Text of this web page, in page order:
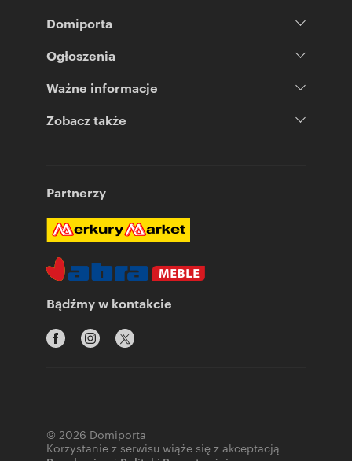
Domiporta
Ogłoszenia
Ważne informacje
Zobacz także
Partnerzy
Bądźmy w kontakcie
© 2026 Domiporta
Korzystanie z serwisu wiąże się z akceptacją